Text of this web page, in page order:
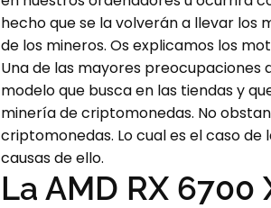
hecho que se la volverán a llevar los
de los mineros. Os explicamos los
Una de las mayores
modelo que busca en las tiendas y
minería de criptomonedas. No
criptomonedas. Lo cual es el caso de
causas de ello.
La AMD RX